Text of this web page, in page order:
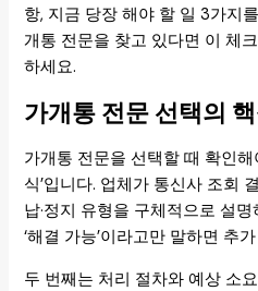
항, 지금 당장 해야 할 일 3가지
개통 전문을 찾고 있다면 이 체
하세요.
가개통 전문 선택의
가개통 전문을 선택할 때 확인
식’입니다. 업체가 통신사 조회
납·정지 유형을 구체적으로 설
‘해결 가능’이라고만 말하면 추
두 번째는 처리 절차와 예상 소